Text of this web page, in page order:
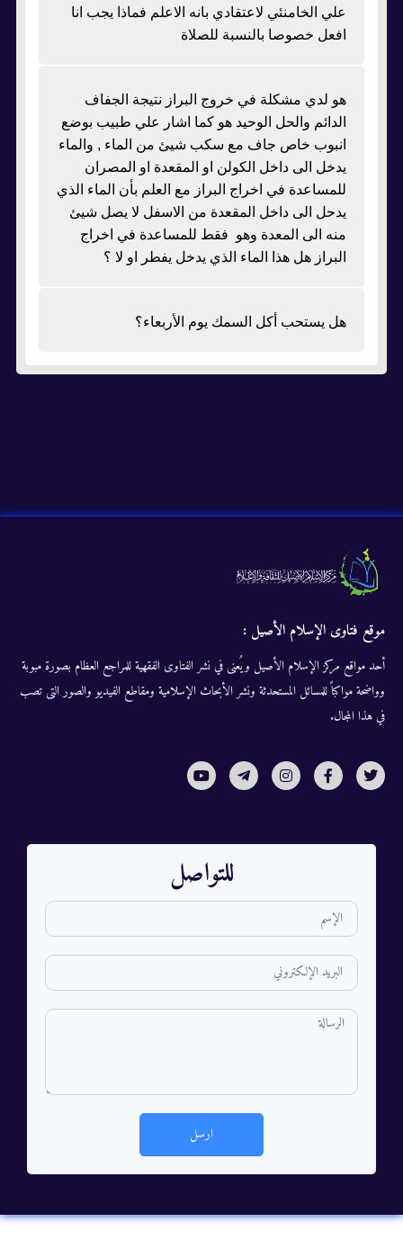
علي الخامنئي لاعتقادي بانه الاعلم فماذا يجب انا
افعل خصوصا بالنسبة للصلاة
هو لدي مشكلة في خروج البراز نتيجة الجفاف
الدائم والحل الوحيد هو كما اشار علي طبيب بوضع
انبوب خاص جاف مع سكب شيئ من الماء , والماء
يدخل الى داخل الكولن او المقعدة او المصران
للمساعدة في اخراج البراز مع العلم بأن الماء الذي
يدحل الى داخل المقعدة من الاسفل لا يصل شيئ
منه الى المعدة وهو فقط للمساعدة في اخراج
البراز هل هذا الماء الذي يدخل يفطر او لا ؟
هل يستحب أكل السمك يوم الأربعاء؟
موقع فتاوى الإسلام الأصيل :
أحد مواقع مركز الإسلام الأصيل ويُعنى في نشر الفتاوى الفقهية للمراجع العظام بصورة مبوبة
وواضحة مواكباً للمسائل المستحدثة ونشر الأبحاث الإسلامية ومقاطع الفيديو والصور التى تصب
في هذا المجال.
للتواصل
ارسل